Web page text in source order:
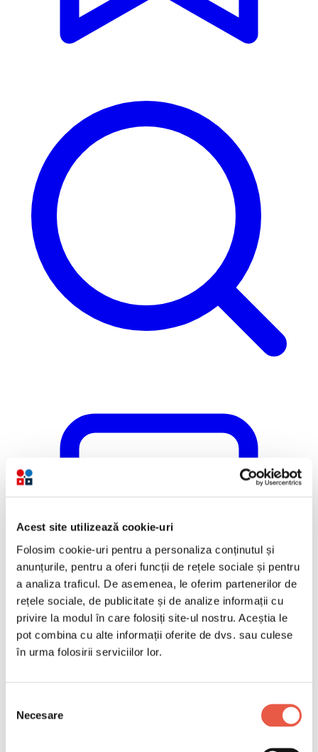
Acest site utilizează cookie-uri
Folosim cookie-uri pentru a personaliza conținutul și
anunțurile, pentru a oferi funcții de rețele sociale și pentru
a analiza traficul. De asemenea, le oferim partenerilor de
rețele sociale, de publicitate și de analize informații cu
privire la modul în care folosiți site-ul nostru. Aceștia le
pot combina cu alte informații oferite de dvs. sau culese
în urma folosirii serviciilor lor.
consimțământului
Necesare